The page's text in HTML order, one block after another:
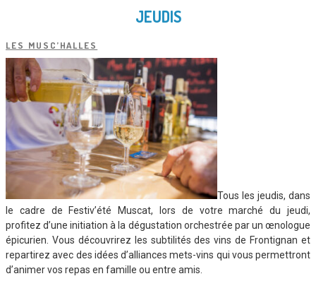
JEUDIS
LES MUSC’HALLES
Tous les jeudis, dans
le cadre de Festiv’été Muscat, lors de votre marché du jeudi,
profitez d’une initiation à la dégustation orchestrée par un œnologue
épicurien. Vous découvrirez les subtilités des vins de Frontignan et
repartirez avec des idées d’alliances mets-vins qui vous permettront
d’animer vos repas en famille ou entre amis.